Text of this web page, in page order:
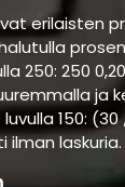
erilaisten
250: 250
ja
150: (30
laskuria.